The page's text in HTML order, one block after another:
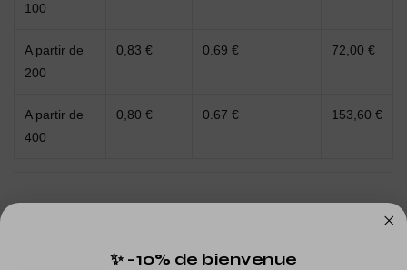
100
A partir de
200
0,83 € 0.69 € 72,00 €
A partir de
400
0,80 € 0.67 € 153,60 €
✨ -10% de bienvenue